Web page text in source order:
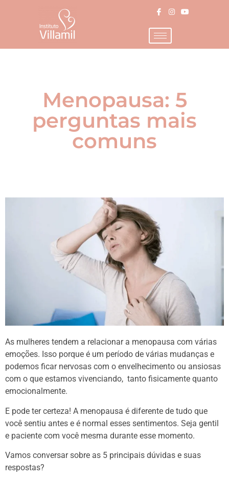
Menopausa: 5
perguntas mais
comuns
As mulheres tendem a relacionar a menopausa com várias
emoções. Isso porque é um período de várias mudanças e
podemos ficar nervosas com o envelhecimento ou ansiosas
com o que estamos vivenciando, tanto fisicamente quanto
emocionalmente.
E pode ter certeza! A menopausa é diferente de tudo que
você sentiu antes e é normal esses sentimentos. Seja gentil
e paciente com você mesma durante esse momento.
Vamos conversar sobre as 5 principais dúvidas e suas
respostas?